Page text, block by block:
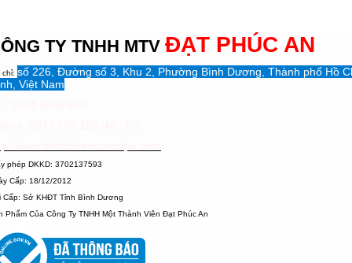
TY TNHH MTV ĐẠT PHÚC AN
chỉ: số 226, Đường số 3, Khu 2, Phường Bình Dương, Thành phố Hồ
Việt Nam
phép DKKD: 3702137593
Cấp: 18/12/2012
Cấp: Sở KHĐT Tỉnh Bình Dương
Phẩm Của Công Ty TNHH Một Thành Viên Đạt Phúc An